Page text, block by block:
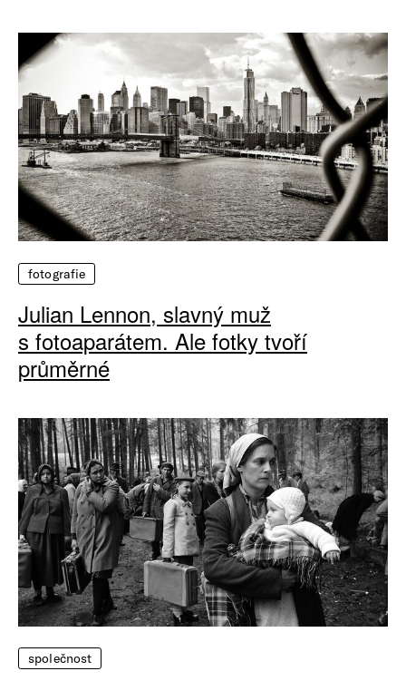
fotografie
Julian Lennon, slavný muž
s fotoaparátem. Ale fotky tvoří
průměrné
společnost